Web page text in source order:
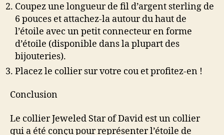
Coupez une longueur de fil d’argent sterling de
6 pouces et attachez-la autour du haut de
l’étoile avec un petit connecteur en forme
d’étoile (disponible dans la plupart des
bijouteries).
Placez le collier sur votre cou et profitez-en !
Conclusion
Le collier Jeweled Star of David est un collier
qui a été conçu pour représenter l’étoile de